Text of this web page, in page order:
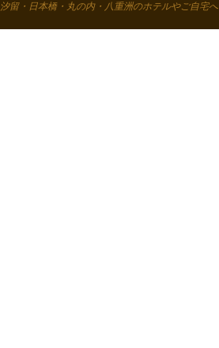
汐留・日本橋・丸の内・八重洲のホテルやご自宅へ